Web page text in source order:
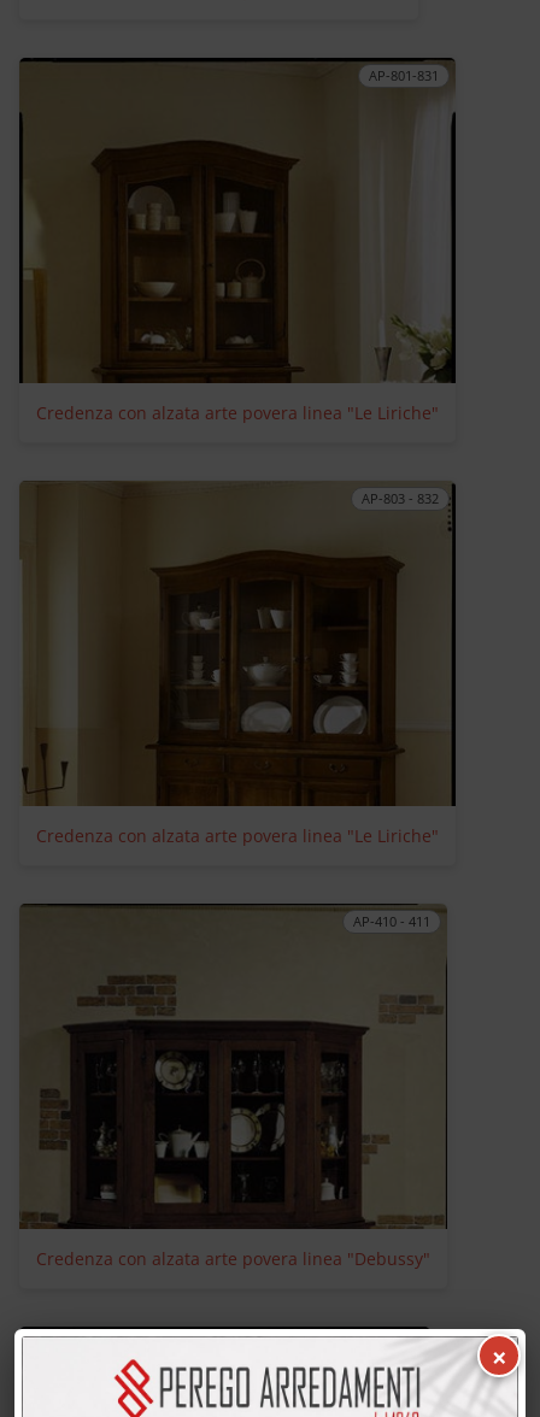
AP-801-831
Credenza con alzata arte povera linea "Le Liriche"
AP-803 - 832
Credenza con alzata arte povera linea "Le Liriche"
AP-410 - 411
Credenza con alzata arte povera linea "Debussy"
×